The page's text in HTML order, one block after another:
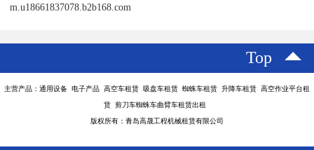
m.u18661837078.b2b168.com
Top
主营产品：通用设备 电子产品 高空车租赁 吸盘车租赁 蜘蛛车租赁 升降车租赁 高空作业平台租
赁 剪刀车蜘蛛车曲臂车租赁出租
版权所有：青岛高晟工程机械租赁有限公司